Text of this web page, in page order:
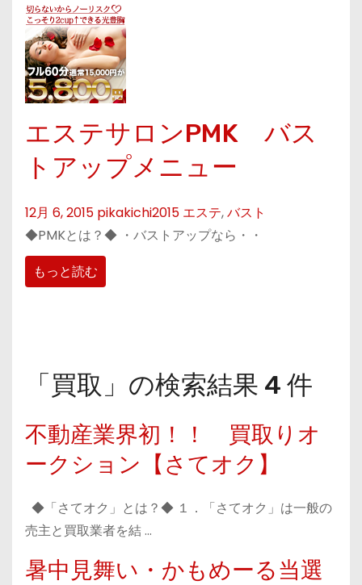
エステサロンPMK バス
トアップメニュー
12月 6, 2015 pikakichi2015 エステ,バスト
◆PMKとは？◆ ・バストアップなら・・
もっと読む
「買取」の検索結果 4 件
不動産業界初！！ 買取りオ
ークション【さてオク】
◆「さてオク」とは？◆ １．「さてオク」は一般の
売主と買取業者を結 …
暑中見舞い・かもめーる当選